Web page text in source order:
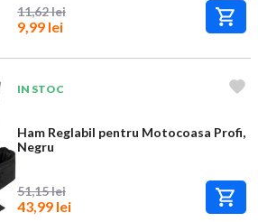
11,62 lei
9,99 lei
IN STOC
Ham Reglabil pentru Motocoasa Profi,
Negru
51,15 lei
43,99 lei